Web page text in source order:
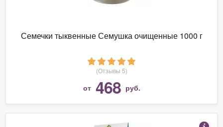
Семечки тыквенные Семушка очищенные 1000 г
(Отзывы 5)
от 468 руб.